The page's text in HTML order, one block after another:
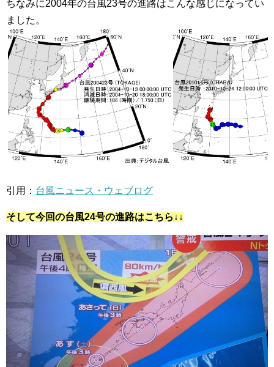
ちなみに2004年の台風23号の進路はこんな感じになってい
ました。
引用： 台風ニュース・ウェブログ
そして今回の台風24号の進路はこちら↓↓